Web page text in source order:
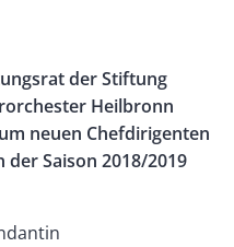
der Stiftung
Heilbronn
neuen Chefdirigenten
Saison 2018/2019